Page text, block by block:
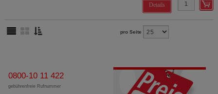
Details
pro Seite
0800-10 11 422
gebührenfreie Rufnummer